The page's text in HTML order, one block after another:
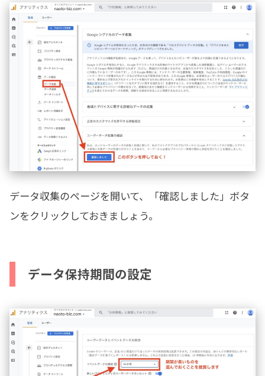
データ収集のページを開いて、「確認しました」ボタ
ンをクリックしておきましょう。
データ保持期間の設定